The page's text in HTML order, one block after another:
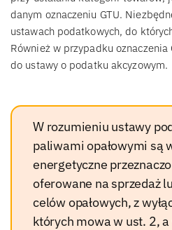
danym oznaczeniu GTU.
ustawach podatkowych, do
Również w przypadku
do ustawy o podatku akcyzowym.
W rozumieniu ustawy
paliwami opałowymi są
energetyczne
oferowane na sprzedaż
celów opałowych, z
których mowa w ust. 2, a